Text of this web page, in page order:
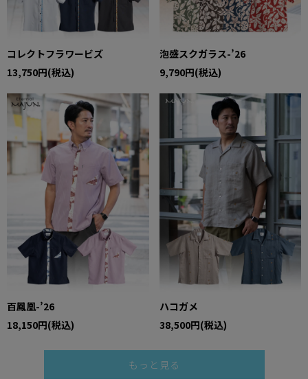
コレクトフラワービズ
13,750円(税込)
泡盛スクガラス-’26
9,790円(税込)
百鳳凰-’26
18,150円(税込)
ハコガメ
38,500円(税込)
もっと見る